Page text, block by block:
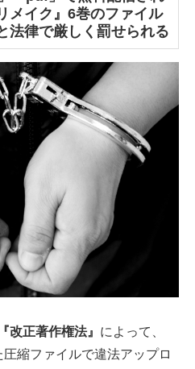
メイク』6巻のファイル
法律で厳しく罰せられる
改正著作権法』 によって、
圧縮ファイルで違法アップロ